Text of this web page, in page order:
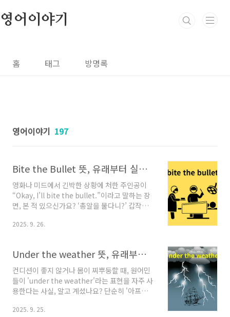
영어이야기
홈 태그 방명록
영어이야기 197
Bite the Bullet 뜻, 유래부터 실전 예문까지 완벽 정복
영화나 미드에서 긴박한 상황에 처한 주인공이
“Okay, I’ll bite the bullet.”이라고 말하는 장
면, 본 적 있으신가요? ‘총알을 물다니?’ 갑작스
늘 포스팅을 주목해 주세요. 영어 표현 bite the
the bullet의 정확한 뜻과 흥미로운 유래, 그리
고 어떤 상황에서 어떻게 사용해야 하는지 실전
예문까지 완벽하게 알려드립니다.'Bite the
Bullet'의 정확한 뜻과 뉘앙스영영 사전에 따르
면 bite the bullet은 'to force yourself to
do something unpleasant or difficult, or ..
2025. 9. 26.
Under the weather 뜻, 유래부터 활용까지 | 컨디션 안 좋을 때 영어 표현 총정리
컨디션이 좋지 않거나 몸이 찌뿌둥할 때, 원어민
들이 'under the weather'라는 표현을 자주 사
용한다는 사실, 알고 계셨나요? 단순히 '아프다(I
뉘앙스를 세련되고 자연스럽게 전달하고 싶을 때
2025. 9. 25.